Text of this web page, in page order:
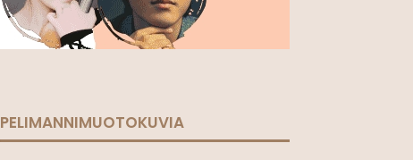
PELIMANNIMUOTOKUVIA